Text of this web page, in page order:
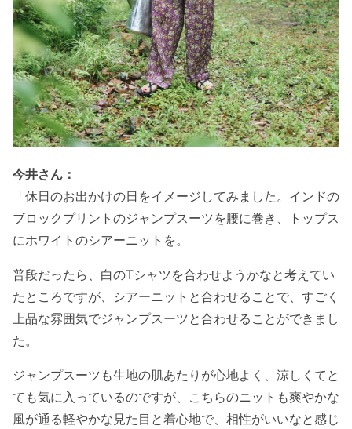
今井さん：
「休日のお出かけの日をイメージしてみました。インドの
ブロックプリントのジャンプスーツを腰に巻き、トップス
にホワイトのシアーニットを。
普段だったら、白のTシャツを合わせようかなと考えてい
たところですが、シアーニットと合わせることで、すごく
上品な雰囲気でジャンプスーツと合わせることができまし
た。
ジャンプスーツも生地の肌あたりが心地よく、涼しくてと
ても気に入っているのですが、こちらのニットも爽やかな
風が通る軽やかな見た目と着心地で、相性がいいなと感じ